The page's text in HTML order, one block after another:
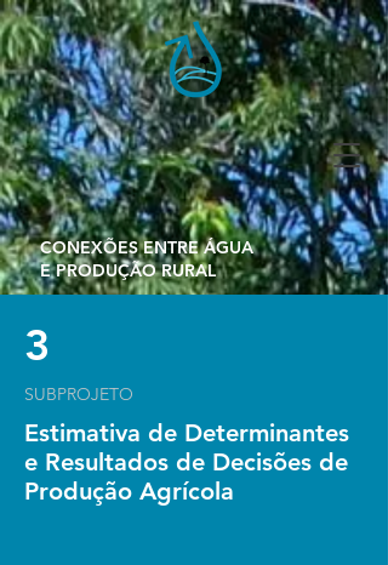
CONEXÕES ENTRE ÁGUA
E PRODUÇÃO RURAL
3
SUBPROJETO
Estimativa de Determinantes
e Resultados de Decisões de
Produção Agrícola